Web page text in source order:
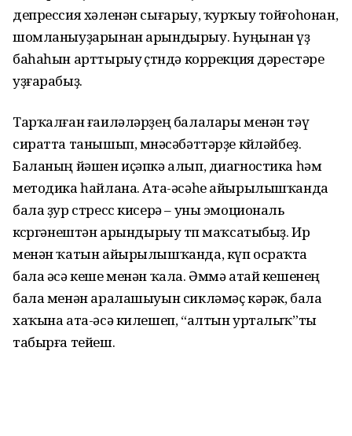
депрессия хәленән сығарыу, ҡурҡыу тойғоһонан,
шомланыуҙарынан арындырыу. Һу­ңынан үҙ
баһаһын арттырыу өҫтөндә коррекция дәрестәре
уҙғарабыҙ.
Тарҡалған ғаиләләрҙең балалары менән тәү
сиратта танышып, мөнә­сәбәттәрҙе көйләйбеҙ.
Баланың йәшен иҫәпкә алып, диагностика һәм
методика һайлана. Ата-әсәһе айырылышҡанда
бала ҙур стресс кисерә – уны эмоциональ
көсөргәнештән арындырыу төп маҡсатыбыҙ. Ир
менән ҡатын айы­рылышҡанда, күп осраҡта
бала әсә кеше менән ҡала. Әммә атай кешенең
бала менән аралашыуын сикләмәҫ кәрәк, бала
хаҡына ата-әсә килешеп, “алтын урталыҡ”ты
табырға тейеш.